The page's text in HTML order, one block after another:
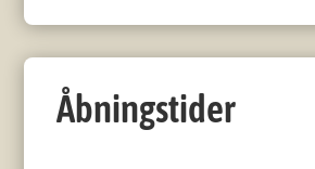
Åbningstider